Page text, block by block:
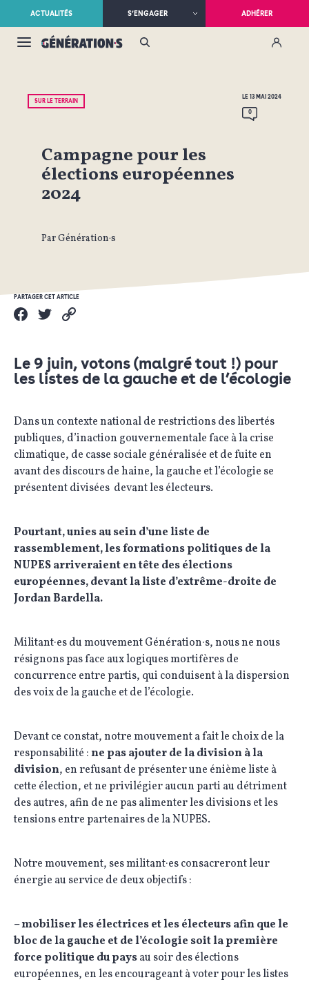
ACTUALITÉS S’ENGAGER ADHÉRER
SUR LE TERRAIN
LE 13 MAI 2024
0
Campagne pour les
élections européennes
2024
Par Génération·s
PARTAGER CET ARTICLE
Le 9 juin, votons (malgré tout !) pour
les listes de la gauche et de l’écologie
Dans un contexte national de restrictions des libertés
publiques, d’inaction gouvernementale face à la crise
climatique, de casse sociale généralisée et de fuite en
avant des discours de haine, la gauche et l’écologie se
présentent divisées devant les électeurs.
Pourtant, unies au sein d’une liste de
rassemblement, les formations politiques de la
NUPES arriveraient en tête des élections
européennes, devant la liste d’extrême-droite de
Jordan Bardella.
Militant·es du mouvement Génération·s, nous ne nous
résignons pas face aux logiques mortifères de
concurrence entre partis, qui conduisent à la dispersion
des voix de la gauche et de l’écologie.
Devant ce constat, notre mouvement a fait le choix de la
responsabilité :ne pas ajouter de la division à la
division, en refusant de présenter une énième liste à
cette élection, et ne privilégier aucun parti au détriment
des autres, afin de ne pas alimenter les divisions et les
tensions entre partenaires de la NUPES.
Notre mouvement, ses militant·es consacreront leur
énergie au service de deux objectifs :
– mobiliser les électrices et les électeurs afin que le
bloc de la gauche et de l’écologie soit la première
force politique du paysau soir des élections
européennes, en les encourageant à voter pour les listes